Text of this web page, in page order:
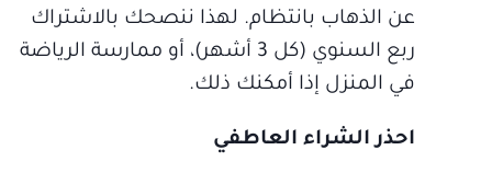
عن الذهاب بانتظام. لهذا ننصحك بالاشتراك
ربع السنوي (كل 3 أشهر)، أو ممارسة الرياضة
في المنزل إذا أمكنك ذلك.
احذر الشراء العاطفي